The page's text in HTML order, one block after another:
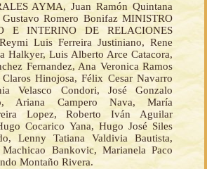
AYMA, Juan Ramón Quintana
Gustavo Romero Bonifaz MINISTRO
E INTERINO DE RELACIONES
Luis Ferreira Justiniano, Rene
Halkyer, Luis Alberto Arce Catacora,
Fernandez, Ana Veronica Ramos
Hinojosa, Félix Cesar Navarro
Velasco Condori, José Gonzalo
Ariana Campero Nava, María
Lopez, Roberto Iván Aguilar
Cocarico Yana, Hugo José Siles
Lenny Tatiana Valdivia Bautista,
Bankovic, Marianela Paco
Montaño Rivera.